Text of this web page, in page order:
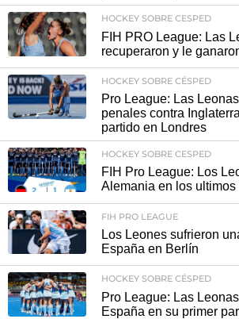
HOCKEY SOBRE CESPED
FIH PRO League: Las
recuperaron y le
HOCKEY SOBRE CÉSPED
Pro League: Las
penales contra
partido en Londres
HOCKEY SOBRE CESPED
FIH Pro League: Los
Alemania en los ultimos
FIH PRO LEAGUE
Los Leones sufrieron
España en Berlín
HOCKEY SOBRE CÉSPED
Pro League: Las
España en su primer